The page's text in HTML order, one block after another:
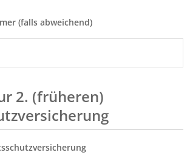
(falls abweichend)
2. (früheren)